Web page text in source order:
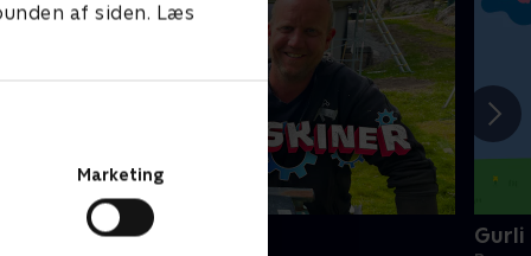
af siden. Læs
Marketing
Kæmpemaskiner Gurli